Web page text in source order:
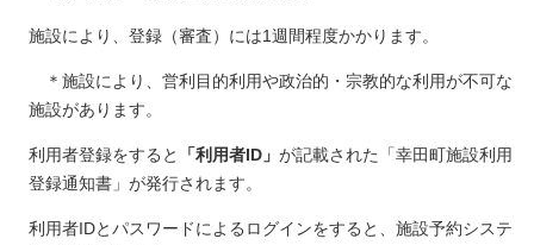
施設により、登録（審査）には1週間程度かかります。
＊施設により、営利目的利用や政治的・宗教的な利用が不可な
施設があります。
利用者登録をすると 「利用者ID」 が記載された「幸田町施設利用
登録通知書」が発行されます。
利用者IDとパスワードによるログインをすると、施設予約システ